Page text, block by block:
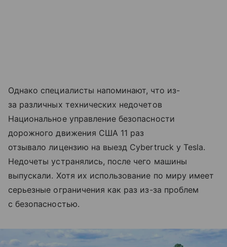
Однако специалисты напоминают, что из-
за различных технических недочетов
Национальное управление безопасности
дорожного движения США 11 раз
отзывало лицензию на выезд Cybertruck у Tesla.
Недочеты устранялись, после чего машины
выпускали. Хотя их использование по миру имеет
серьезные ограничения как раз из-за проблем
с безопасностью.